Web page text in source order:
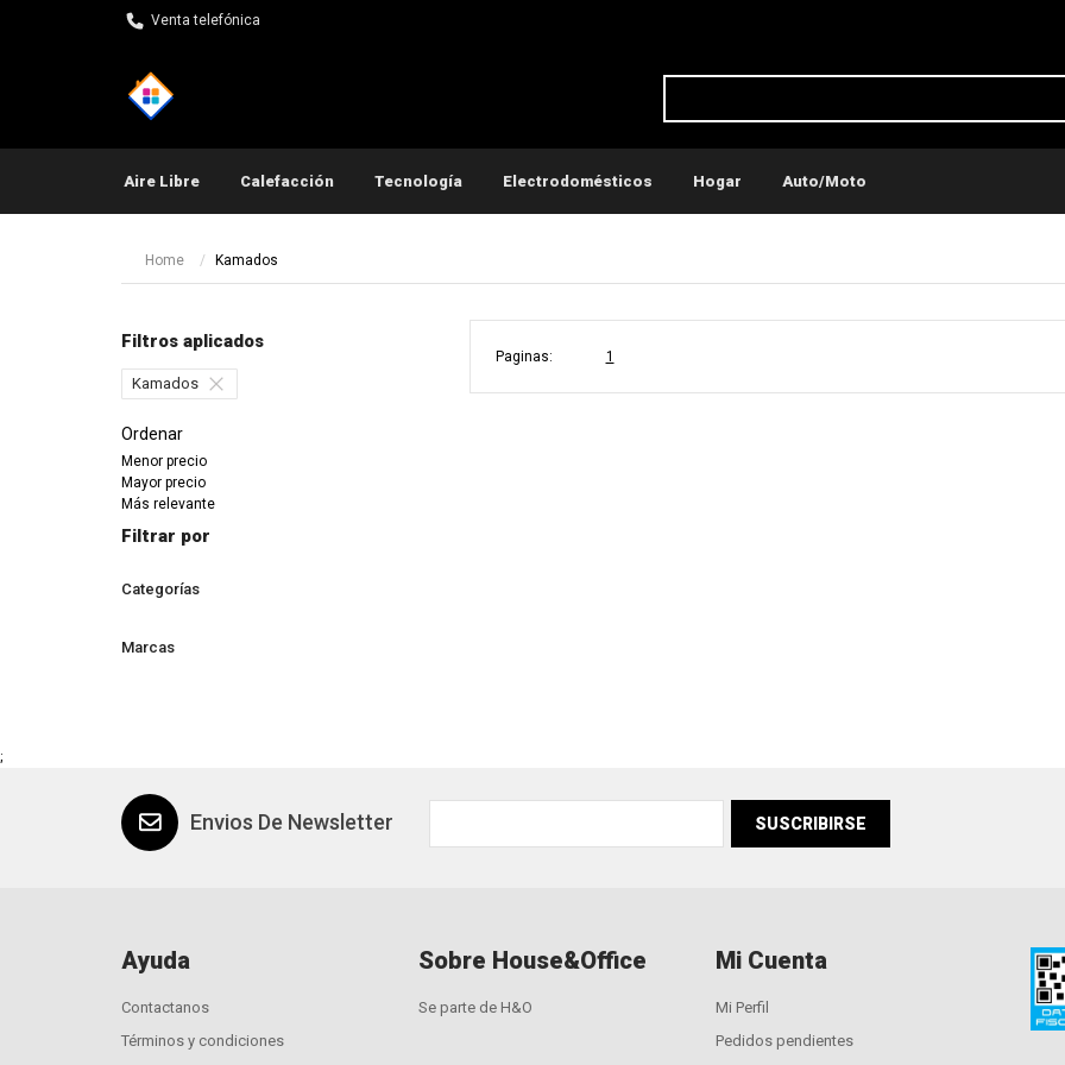
Venta telefónica
Aire Libre Calefacción Tecnología Electrodomésticos Hogar Auto/Moto
Home Kamados
Filtros aplicados
Kamados
Ordenar
Menor precio
Mayor precio
Más relevante
Filtrar por
Categorías
Marcas
Paginas: 1
;
Envios De Newsletter SUSCRIBIRSE
Ayuda
Contactanos
Términos y condiciones
Sobre House&Office
Se parte de H&O
Mi Cuenta
Mi Perfil
Pedidos pendientes